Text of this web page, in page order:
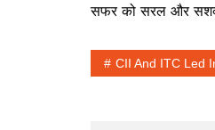
सफर को सरल और
CII And ITC Led